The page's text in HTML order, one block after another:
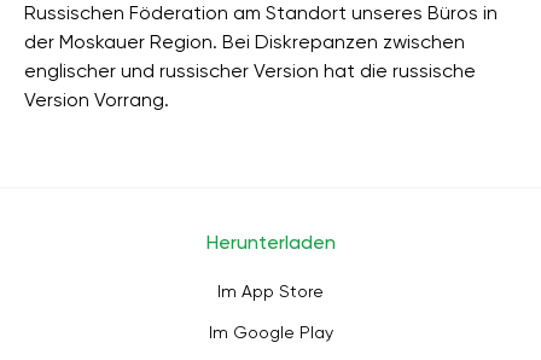
Russischen Föderation am Standort unseres Büros in
der Moskauer Region. Bei Diskrepanzen zwischen
englischer und russischer Version hat die russische
Version Vorrang.
Herunterladen
Im App Store
Im Google Play